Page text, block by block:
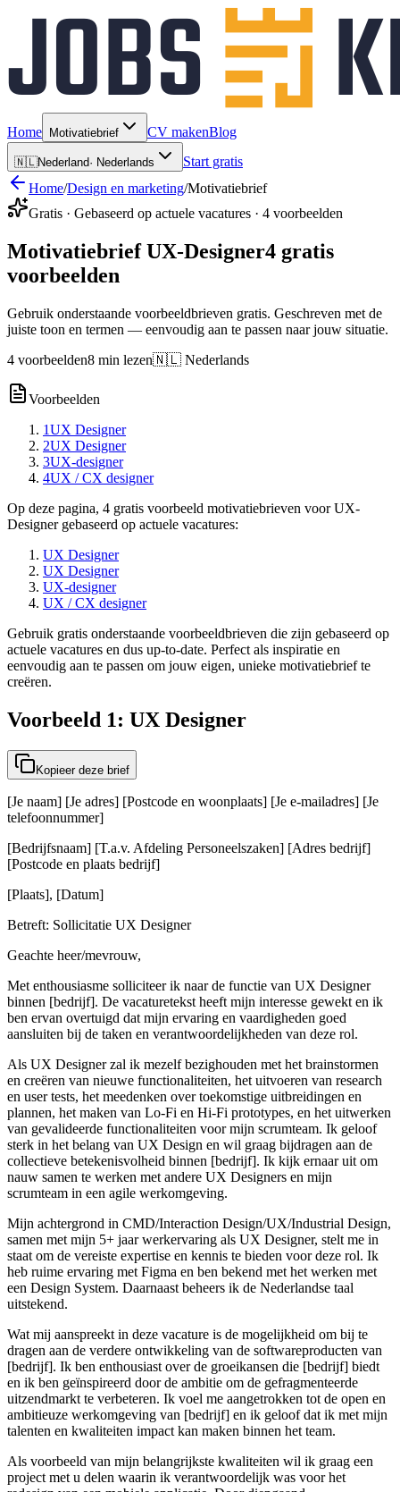
Home Motivatiebrief CV makenBlog
🇳🇱Nederland· Nederlands
Start gratis
Home/Design en marketing/Motivatiebrief
Gratis · Gebaseerd op actuele vacatures · 4 voorbeelden
Motivatiebrief UX-Designer4 gratis
voorbeelden
Gebruik onderstaande voorbeeldbrieven gratis. Geschreven met de
juiste toon en termen — eenvoudig aan te passen naar jouw situatie.
4 voorbeelden8 min lezen🇳🇱 Nederlands
Voorbeelden
1UX Designer
2UX Designer
3UX-designer
4UX / CX designer
Op deze pagina, 4 gratis voorbeeld motivatiebrieven voor UX-
Designer gebaseerd op actuele vacatures:
UX Designer
UX Designer
UX-designer
UX / CX designer
Gebruik gratis onderstaande voorbeeldbrieven die zijn gebaseerd op
actuele vacatures en dus up-to-date. Perfect als inspiratie en
eenvoudig aan te passen om jouw eigen, unieke motivatiebrief te
creëren.
Voorbeeld 1: UX Designer
Kopieer deze brief
[Je naam] [Je adres] [Postcode en woonplaats] [Je e-mailadres] [Je
telefoonnummer]
[Bedrijfsnaam] [T.a.v. Afdeling Personeelszaken] [Adres bedrijf]
[Postcode en plaats bedrijf]
[Plaats], [Datum]
Betreft: Sollicitatie UX Designer
Geachte heer/mevrouw,
Met enthousiasme solliciteer ik naar de functie van UX Designer
binnen [bedrijf]. De vacaturetekst heeft mijn interesse gewekt en ik
ben ervan overtuigd dat mijn ervaring en vaardigheden goed
aansluiten bij de taken en verantwoordelijkheden van deze rol.
Als UX Designer zal ik mezelf bezighouden met het brainstormen
en creëren van nieuwe functionaliteiten, het uitvoeren van research
en user tests, het meedenken over toekomstige uitbreidingen en
plannen, het maken van Lo-Fi en Hi-Fi prototypes, en het uitwerken
van gevalideerde functionaliteiten voor mijn scrumteam. Ik geloof
sterk in het belang van UX Design en wil graag bijdragen aan de
collectieve betekenisvolheid binnen [bedrijf]. Ik kijk ernaar uit om
nauw samen te werken met andere UX Designers en mijn
scrumteam in een agile werkomgeving.
Mijn achtergrond in CMD/Interaction Design/UX/Industrial Design,
samen met mijn 5+ jaar werkervaring als UX Designer, stelt me in
staat om de vereiste expertise en kennis te bieden voor deze rol. Ik
heb ruime ervaring met Figma en ben bekend met het werken met
een Design System. Daarnaast beheers ik de Nederlandse taal
uitstekend.
Wat mij aanspreekt in deze vacature is de mogelijkheid om bij te
dragen aan de verdere ontwikkeling van de softwareproducten van
[bedrijf]. Ik ben enthousiast over de groeikansen die [bedrijf] biedt
en ik ben geïnspireerd door de ambitie om de gefragmenteerde
uitzendmarkt te verbeteren. Ik voel me aangetrokken tot de open en
ambitieuze werkomgeving van [bedrijf] en ik geloof dat ik met mijn
talenten en kwaliteiten impact kan maken binnen het team.
Als voorbeeld van mijn belangrijkste kwaliteiten wil ik graag een
project met u delen waarin ik verantwoordelijk was voor het